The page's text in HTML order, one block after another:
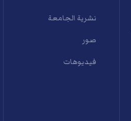
نشرية الجامعة
صور
فيديوهات